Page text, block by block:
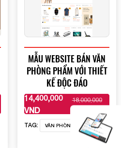
MẪU WEBSITE BÁN VĂN
PHÒNG PHẨM VỚI THIẾT
KẾ ĐỘC ĐÁO
14,400,000
VND
18,000,000
XEM THÊM
TAG: VĂN PHÒNG PHẨM